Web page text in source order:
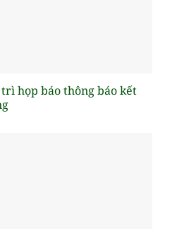
họp báo thông báo kết